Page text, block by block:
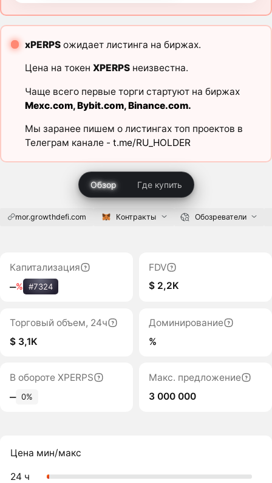
xPERPSожидает листинга на биржах.
Цена на токен XPERPSнеизвестна.
Чаще всего первые торги стартуют на биржах
Mexc.com,Bybit.com,Binance.com.
Мы заранее пишем о листингах топ проектов в
Телеграм канале - t.me/RU_HOLDER
Обзор Где купить
mor.growthdefi.com Контракты Обозреватели
Капитализация
‒% #7324
FDV
$ 2,2K
Торговый объем, 24ч
$ 3,1K
Доминирование
%
В обороте XPERPS
‒ 0%
Макс. предложение
3 000 000
Цена мин/макс
24 ч